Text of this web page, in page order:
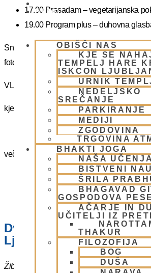
BLOG
OBIŠČI NAS
KJE SE
TEMPELJ HARE
ISKCON
URNIK
NEDELJSKO
SREČANJE
PARKIRANJE
MEDIJI
ZGODOVINA
TRGOVINA
BHAKTI JOGA
NAŠA UČENJA
BISTVENI
ŠRILA
BHAGAVAD
GOSPODOVA
AČARJE IN
UČITELJI IZ
THAKUR
FILOZOFIJA
BOG
DUŠA
17.00 Prasadam – vegetarijanska
19.00 Program plus – duhovna
Snemanje in slikanje gostov je v templju
fotografirate slikate božanstva in slike v
VLJUDNO VABLJENI
kje in kako parkirati –https://
več info na spodnji povezavi
NEDELJSKO SREČANJE
Dvorana – Center Hare
Ljubljani
Žibertova 27